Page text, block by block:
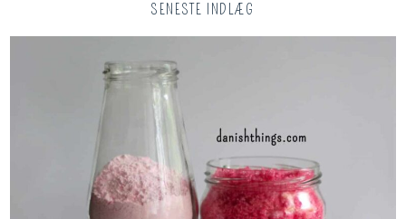
SENESTE INDLÆG